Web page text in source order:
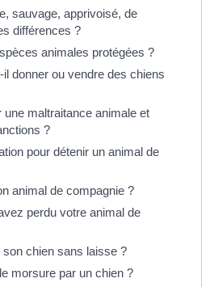
sauvage, apprivoisé, de
différences ?
animales protégées ?
il donner ou vendre des chiens
maltraitance animale et
?
pour détenir un animal de
animal de compagnie ?
perdu votre animal de
chien sans laisse ?
morsure par un chien ?